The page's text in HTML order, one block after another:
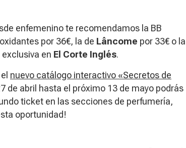
enfemenino te recomendamos la BB
por 36€, la de Lâncome por 33€ o la
en El Corte Inglés.
nuevo catálogo interactivo «Secretos de
de abril hasta el próximo 13 de mayo podrás
ticket en las secciones de perfumería,
oportunidad!